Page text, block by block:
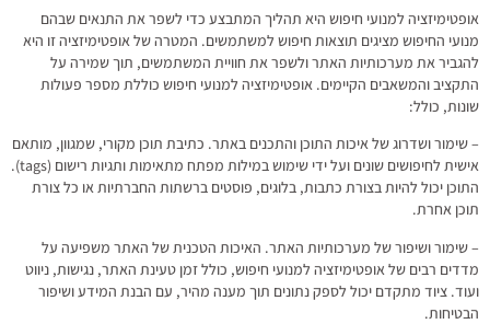
אופטימיזציה למנועי חיפוש היא תהליך המתבצע כדי לשפר את התנאים שבהם
מנועי החיפוש מציגים תוצאות חיפוש למשתמשים. המטרה של אופטימיזציה זו היא
להגביר את מערכותיות האתר ולשפר את חוויית המשתמשים, תוך שמירה על
התקציב והמשאבים הקיימים. אופטימיזציה למנועי חיפוש כוללת מספר פעולות
שונות, כולל:
– שימור ושדרוג של איכות התוכן והתכנים באתר. כתיבת תוכן מקורי, שמגוון, מותאם
אישית לחיפושים שונים ועל ידי שימוש במילות מפתח מתאימות ותגיות רישום (tags).
התוכן יכול להיות בצורת כתבות, בלוגים, פוסטים ברשתות החברתיות או כל צורת
תוכן אחרת.
– שימור ושיפור של מערכותיות האתר. האיכות הטכנית של האתר משפיעה על
מדדים רבים של אופטימיזציה למנועי חיפוש, כולל זמן טעינת האתר, נגישות, ניווט
ועוד. ציוד מתקדם יכול לספק נתונים תוך מענה מהיר, עם הבנת המידע ושיפור
הבטיחות.